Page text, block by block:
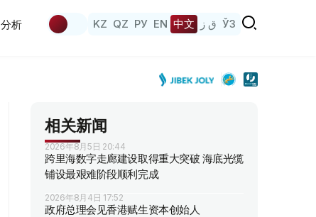
分析 KZ QZ РУ EN 中文 ق ز ЎЗ
相关新闻
2026年8月5日 20:44
跨里海数字走廊建设取得重大突破 海底光缆
铺设最艰难阶段顺利完成
2026年8月4日 17:52
政府总理会见香港赋生资本创始人